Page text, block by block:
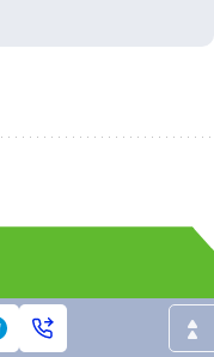
Телефон